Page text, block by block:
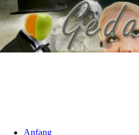
Anfang